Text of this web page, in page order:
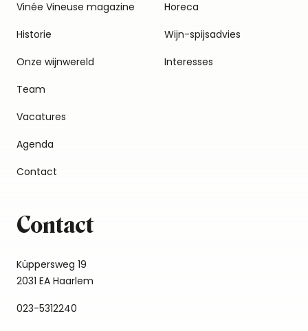
Vinée Vineuse magazine
Historie
Onze wijnwereld
Team
Vacatures
Agenda
Contact
Horeca
Wijn-spijsadvies
Interesses
Contact
Küppersweg 19
2031 EA Haarlem
023-5312240